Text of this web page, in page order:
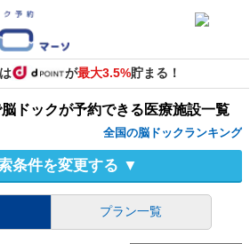
が最大3.5%貯まる！
脳ドックが予約できる医療施設一覧
全国の脳ドックランキング
条件を変更する ▼
プラン一覧